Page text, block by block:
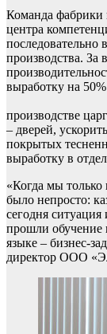
Команда фабрики
центра
последовательно
производства.
выработку на
производстве
– дверей,
покрытых
выработку в
«Когда мы только
было непросто:
сегодня
прошли обучение
языке – бизнес-
директор ООО